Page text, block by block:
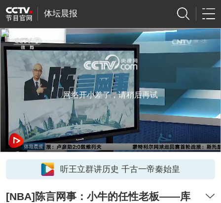
体坛晨报
网络开小差了，请稍后再试
听王立群讲历史 千古一帝秦始皇
[NBA]陈言网事：小牛的任性老板——库